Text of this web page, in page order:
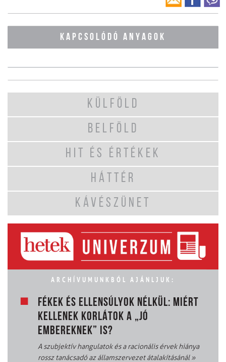
KAPCSOLÓDÓ ANYAGOK
KÜLFÖLD
BELFÖLD
HIT ÉS ÉRTÉKEK
HÁTTÉR
KÁVÉSZÜNET
ARCHÍVUMUNKBÓL AJÁNLJUK:
FÉKEK ÉS ELLENSÚLYOK NÉLKÜL: MIÉRT
KELLENEK KORLÁTOK A „JÓ
EMBEREKNEK” IS?
A szubjektív hangulatok és a racionális érvek hiánya
rossz tanácsadó az államszervezet átalakításánál»